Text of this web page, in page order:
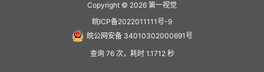
Copyright © 2026 第一视觉
皖ICP备2022011111号-9
皖公网安备 34010302000691号
查询 76 次，耗时 1.1712 秒